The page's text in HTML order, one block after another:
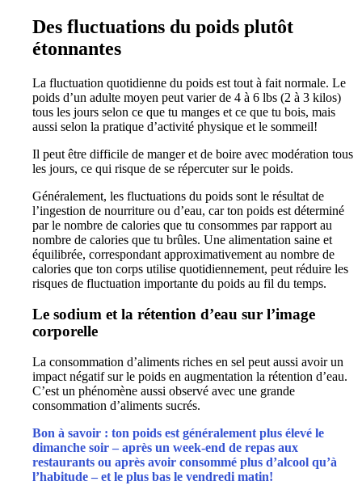
Des fluctuations du poids plutôt
étonnantes
La fluctuation quotidienne du poids est tout à fait normale. Le
poids d’un adulte moyen peut varier de 4 à 6 lbs (2 à 3 kilos)
tous les jours selon ce que tu manges et ce que tu bois, mais
aussi selon la pratique d’activité physique et le sommeil!
Il peut être difficile de manger et de boire avec modération tous
les jours, ce qui risque de se répercuter sur le poids.
Généralement, les fluctuations du poids sont le résultat de
l’ingestion de nourriture ou d’eau, car ton poids est déterminé
par le nombre de calories que tu consommes par rapport au
nombre de calories que tu brûles. Une alimentation saine et
équilibrée, correspondant approximativement au nombre de
calories que ton corps utilise quotidiennement, peut réduire les
risques de fluctuation importante du poids au fil du temps.
Le sodium et la rétention d’eau sur l’image
corporelle
La consommation d’aliments riches en sel peut aussi avoir un
impact négatif sur le poids en augmentation la rétention d’eau.
C’est un phénomène aussi observé avec une grande
consommation d’aliments sucrés.
Bon à savoir : ton poids est généralement plus élevé le
dimanche soir – après un week-end de repas aux
restaurants ou après avoir consommé plus d’alcool qu’à
l’habitude – et le plus bas le vendredi matin!